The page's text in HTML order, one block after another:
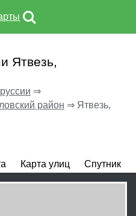
Ятвезь,
⇒
район ⇒ Ятвезь,
Карта улиц Спутник